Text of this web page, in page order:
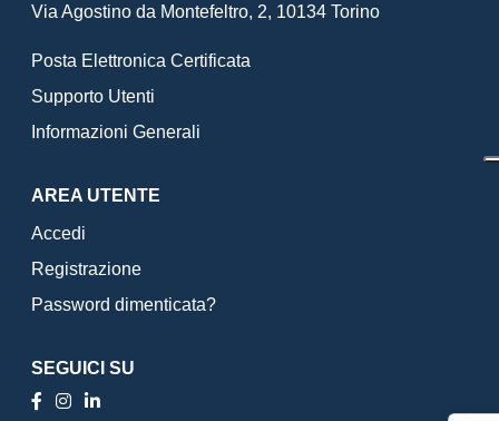
Via Agostino da Montefeltro, 2, 10134 Torino
Posta Elettronica Certificata
Supporto Utenti
Informazioni Generali
AREA UTENTE
Accedi
Registrazione
Password dimenticata?
SEGUICI SU